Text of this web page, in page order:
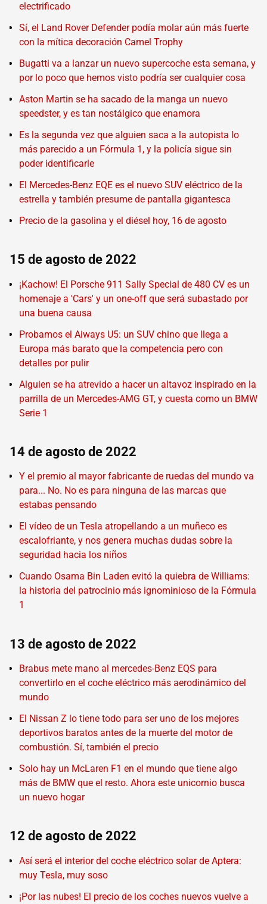
electrificado
Sí, el Land Rover Defender podía molar aún más fuerte
con la mítica decoración Camel Trophy
Bugatti va a lanzar un nuevo supercoche esta semana, y
por lo poco que hemos visto podría ser cualquier cosa
Aston Martin se ha sacado de la manga un nuevo
speedster, y es tan nostálgico que enamora
Es la segunda vez que alguien saca a la autopista lo
más parecido a un Fórmula 1, y la policía sigue sin
poder identificarle
El Mercedes-Benz EQE es el nuevo SUV eléctrico de la
estrella y también presume de pantalla gigantesca
Precio de la gasolina y el diésel hoy, 16 de agosto
15 de agosto de 2022
¡Kachow! El Porsche 911 Sally Special de 480 CV es un
homenaje a 'Cars' y un one-off que será subastado por
una buena causa
Probamos el Aiways U5: un SUV chino que llega a
Europa más barato que la competencia pero con
detalles por pulir
Alguien se ha atrevido a hacer un altavoz inspirado en la
parrilla de un Mercedes-AMG GT, y cuesta como un BMW
Serie 1
14 de agosto de 2022
Y el premio al mayor fabricante de ruedas del mundo va
para... No. No es para ninguna de las marcas que
estabas pensando
El vídeo de un Tesla atropellando a un muñeco es
escalofriante, y nos genera muchas dudas sobre la
seguridad hacia los niños
Cuando Osama Bin Laden evitó la quiebra de Williams:
la historia del patrocinio más ignominioso de la Fórmula
1
13 de agosto de 2022
Brabus mete mano al mercedes-Benz EQS para
convertirlo en el coche eléctrico más aerodinámico del
mundo
El Nissan Z lo tiene todo para ser uno de los mejores
deportivos baratos antes de la muerte del motor de
combustión. Sí, también el precio
Solo hay un McLaren F1 en el mundo que tiene algo
más de BMW que el resto. Ahora este unicornio busca
un nuevo hogar
12 de agosto de 2022
Así será el interior del coche eléctrico solar de Aptera:
muy Tesla, muy soso
¡Por las nubes! El precio de los coches nuevos vuelve a